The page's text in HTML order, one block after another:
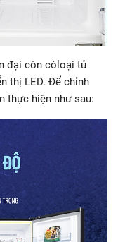
đại còn cóloại tủ
thị LED. Để chỉnh
thực hiện như sau: